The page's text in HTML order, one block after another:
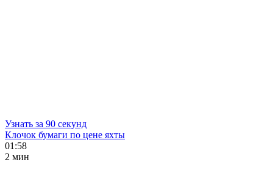
Узнать за 90 секунд
Клочок бумаги по цене яхты
01:58
2 мин